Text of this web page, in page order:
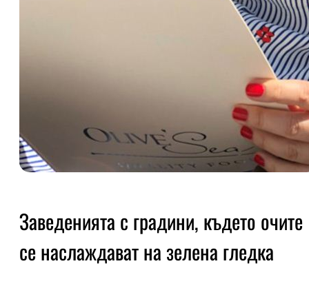
Заведенията с градини, където очите
се наслаждават на зелена гледка